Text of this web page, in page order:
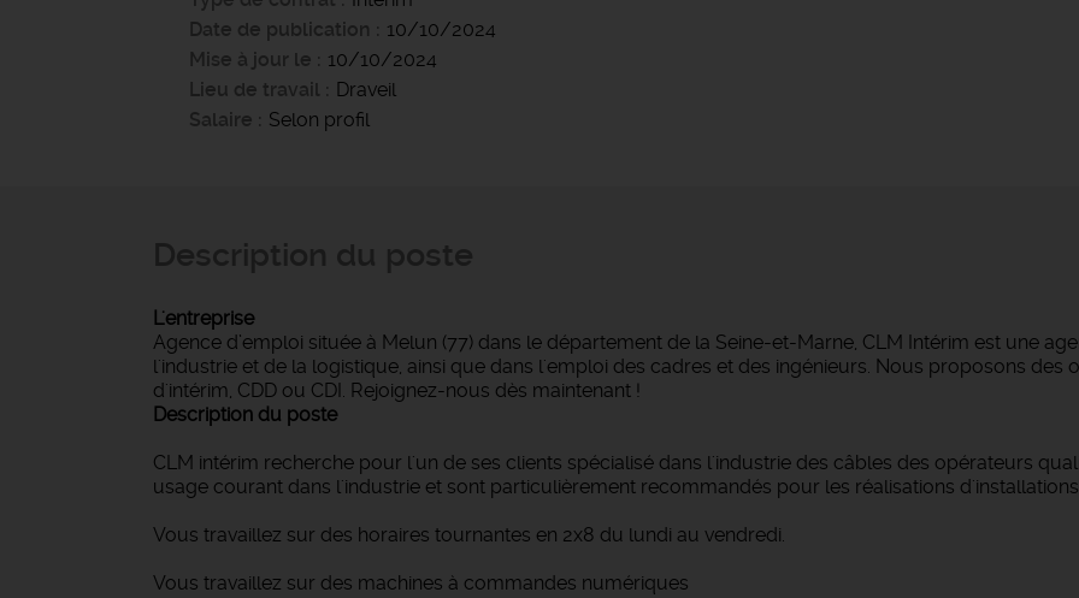
Date de publication
10/10/2024
Mise à jour le
10/10/2024
Lieu de travail
Draveil
Salaire
Selon profil
L'entreprise
Agence d’emploi située à Melun (77) dans le département de la Seine-et-Marne, CLM Intérim est une
l'industrie et de la logistique, ainsi que dans l'emploi des cadres et des ingénieurs. Nous proposons
d'intérim, CDD ou CDI. Rejoignez-nous dès maintenant !
Description du poste
CLM intérim recherche pour l'un de ses clients spécialisé dans l'industrie des câbles des opérateurs
usage courant dans l'industrie et sont particulièrement recommandés pour les réalisations
Vous travaillez sur des horaires tournantes en 2x8 du lundi au vendredi.
Vous travaillez sur des machines à commandes numériques